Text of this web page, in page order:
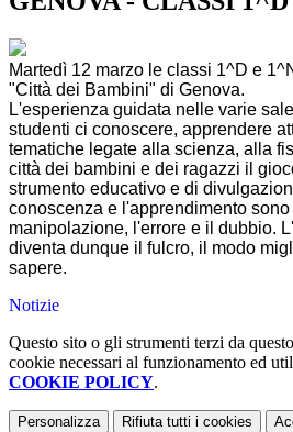
Martedì 12 marzo le classi 1^D e
"Città dei Bambini" di Genova.
L'esperienza guidata nelle varie
studenti ci conoscere, apprendere
tematiche legate alla scienza, alla
città dei bambini e dei ragazzi il
strumento educativo e di
conoscenza e l'apprendimento
manipolazione, l'errore e il dubbio.
diventa dunque il fulcro, il modo
sapere.
Notizie
Questo sito o gli strumenti terzi da
cookie necessari al funzionamento ed
COOKIE POLICY.
Personalizza Rifiuta tutti i cookies